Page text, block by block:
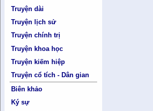
Truyện dài
Truyện lịch sử
Truyện chính trị
Truyện khoa học
Truyện kiếm hiệp
Truyện cổ tích - Dân gian
Biên khảo
Ký sự